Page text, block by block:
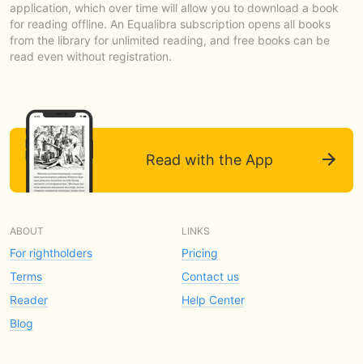
application, which over time will allow you to download a book
for reading offline. An Equalibra subscription opens all books
from the library for unlimited reading, and free books can be
read even without registration.
Read with the App
ABOUT
For rightholders
Terms
Reader
Blog
LINKS
Pricing
Contact us
Help Center